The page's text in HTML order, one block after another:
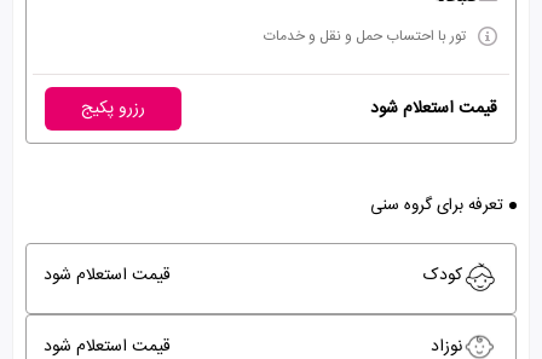
تور با احتساب حمل و نقل و خدمات
قیمت استعلام شود رزرو پکیج
تعرفه برای گروه سنی
کودک قیمت استعلام شود
نوزاد قیمت استعلام شود